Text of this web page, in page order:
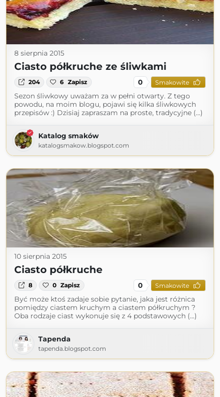
8 sierpnia 2015
Ciasto półkruche ze śliwkami
204 6 Zapisz 0 Smakowite
Sezon śliwkowy uważam za w pełni otwarty. Z tego
powodu, na moim blogu, pojawi się kilka śliwkowych
przepisów :) Dzisiaj zapraszam na proste, tradycyjne (...)
Katalog smaków
katalogsmakow.blogspot.com
10 sierpnia 2015
Ciasto półkruche
8 0 Zapisz 0 Smakowite
Być może ktoś zadaje sobie pytanie, jaka jest różnica
pomiędzy ciastem kruchym a ciastem półkruchym ?
Oba rodzaje ciast wykonuje się z 4 podstawowych (...)
Tapenda
tapenda.blogspot.com